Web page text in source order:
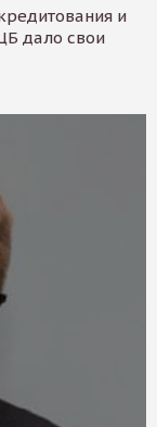
и
дало свои